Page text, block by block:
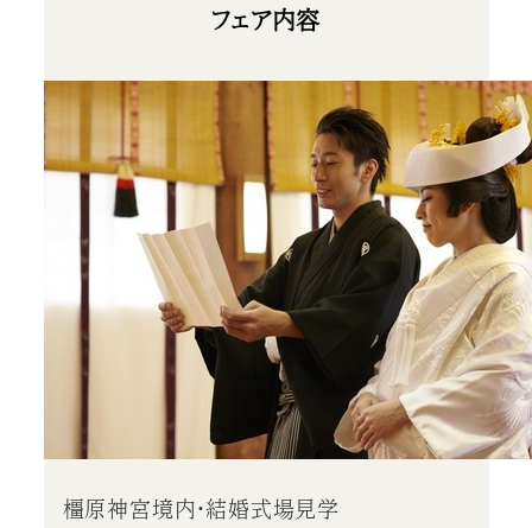
フェア内容
橿原神宮境内・結婚式場見学